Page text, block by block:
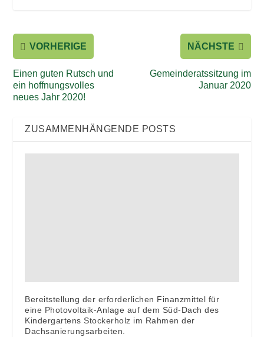
VORHERIGE
Einen guten Rutsch und
ein hoffnungsvolles
neues Jahr 2020!
NÄCHSTE
Gemeinderatssitzung im
Januar 2020
ZUSAMMENHÄNGENDE POSTS
Bereitstellung der erforderlichen Finanzmittel für
eine Photovoltaik-Anlage auf dem Süd-Dach des
Kindergartens Stockerholz im Rahmen der
Dachsanierungsarbeiten.